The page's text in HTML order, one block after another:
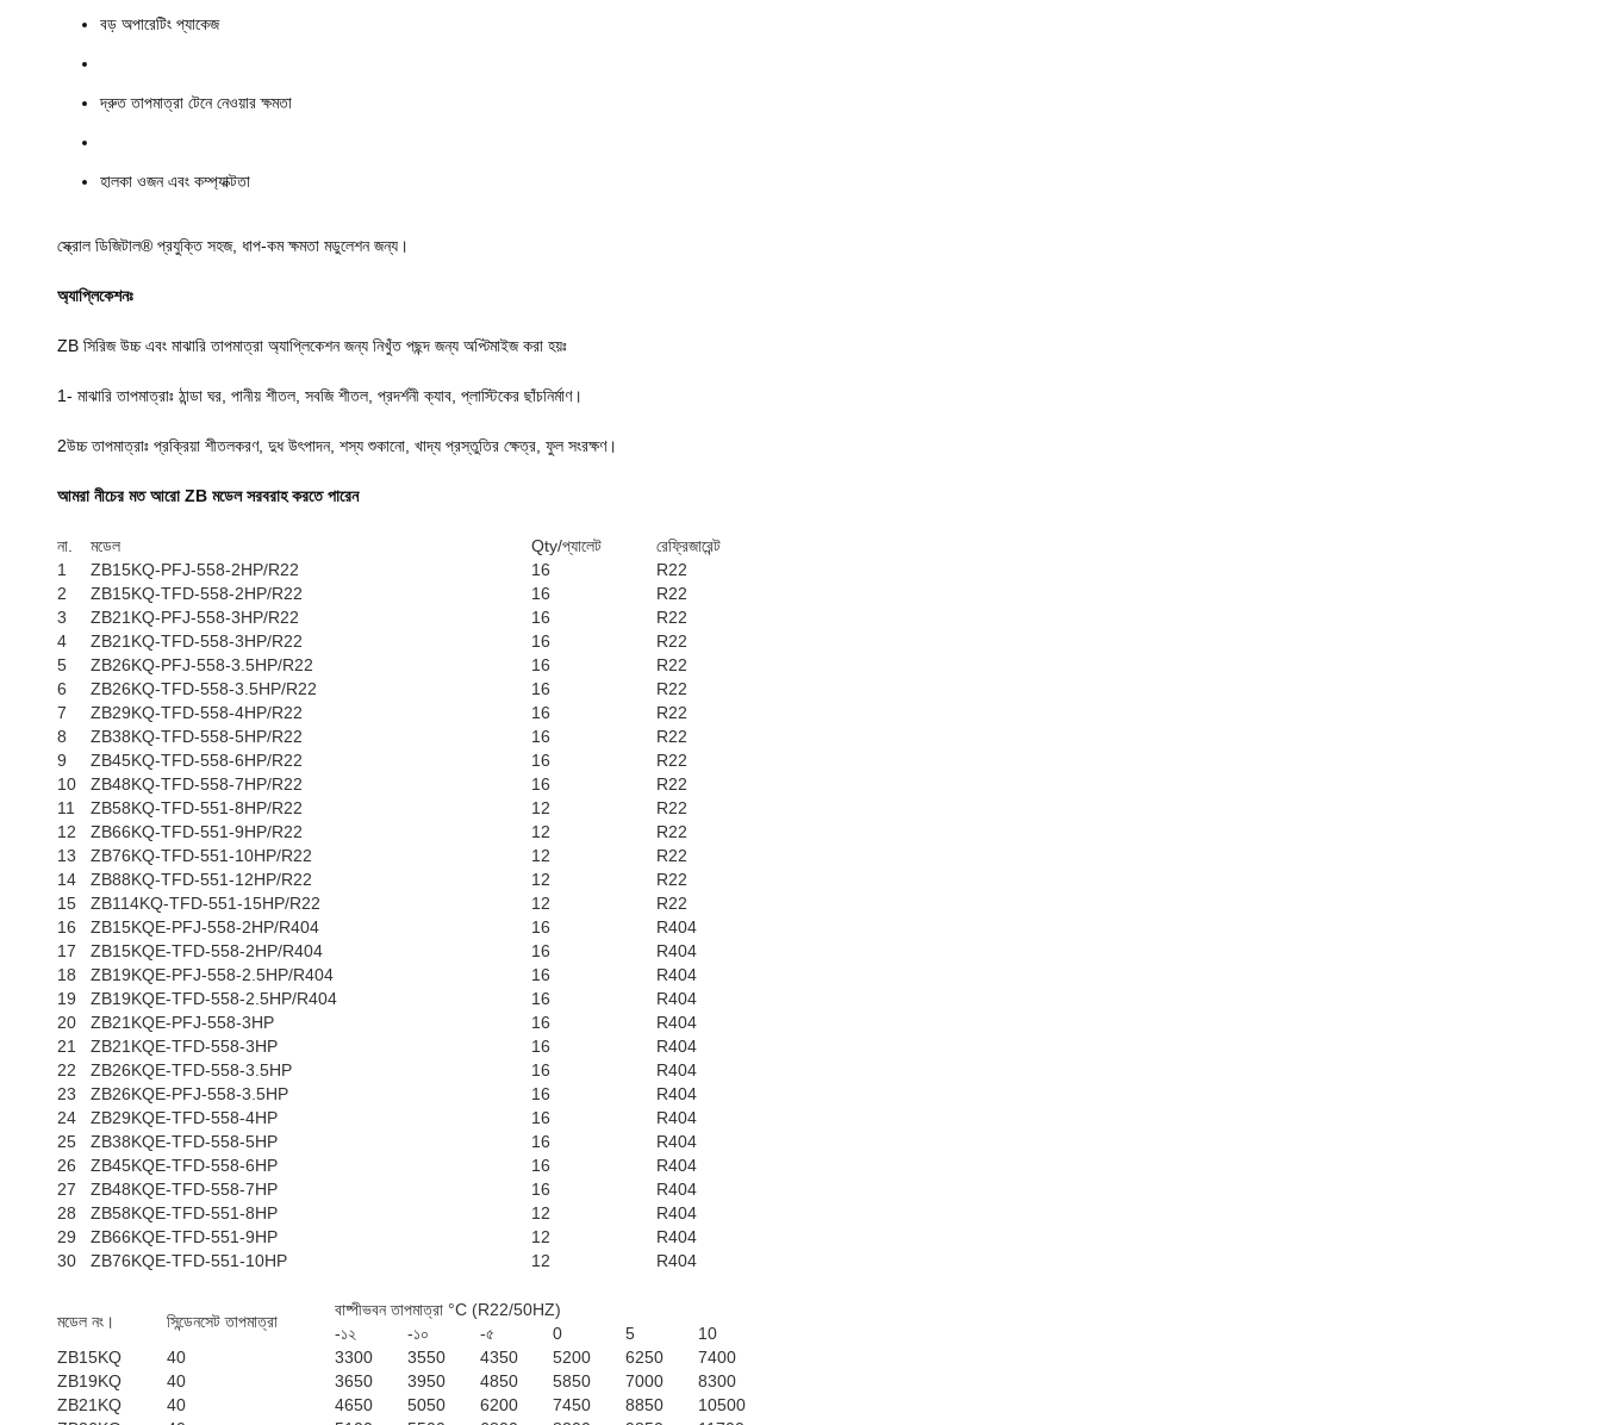
বড় অপারেটিং প্যাকেজ
দ্রুত তাপমাত্রা টেনে নেওয়ার ক্ষমতা
হালকা ওজন এবং কম্প্যাক্টতা
স্ক্রোল ডিজিটাল® প্রযুক্তি সহজ, ধাপ-কম ক্ষমতা মডুলেশন জন্য।
অ্যাপ্লিকেশনঃ
ZB সিরিজ উচ্চ এবং মাঝারি তাপমাত্রা অ্যাপ্লিকেশন জন্য নিখুঁত পছন্দ জন্য অপ্টিমাইজ করা হয়ঃ
1- মাঝারি তাপমাত্রাঃ ঠান্ডা ঘর, পানীয় শীতল, সবজি শীতল, প্রদর্শনী ক্যাব, প্লাস্টিকের ছাঁচনির্মাণ।
2উচ্চ তাপমাত্রাঃ প্রক্রিয়া শীতলকরণ, দুধ উৎপাদন, শস্য শুকানো, খাদ্য প্রস্তুতির ক্ষেত্র, ফুল সংরক্ষণ।
আমরা নীচের মত আরো ZB মডেল সরবরাহ করতে পারেন
না. মডেল Qty/প্যালেট
রেফ্রিজারেন্ট
1
ZB15KQ-PFJ-558-2HP/R22 16
R22
2
ZB15KQ-TFD-558-2HP/R22 16
R22
3
ZB21KQ-PFJ-558-3HP/R22 16
R22
4
ZB21KQ-TFD-558-3HP/R22 16
R22
5
ZB26KQ-PFJ-558-3.5HP/R22 16
R22
6
ZB26KQ-TFD-558-3.5HP/R22 16
R22
7
ZB29KQ-TFD-558-4HP/R22 16
R22
8
ZB38KQ-TFD-558-5HP/R22 16
R22
9
ZB45KQ-TFD-558-6HP/R22 16
R22
10
ZB48KQ-TFD-558-7HP/R22 16
R22
11
ZB58KQ-TFD-551-8HP/R22 12
R22
12
ZB66KQ-TFD-551-9HP/R22 12
R22
13
ZB76KQ-TFD-551-10HP/R22 12
R22
14
ZB88KQ-TFD-551-12HP/R22 12
R22
15
ZB114KQ-TFD-551-15HP/R22 12
R22
16
ZB15KQE-PFJ-558-2HP/R404 16
R404
17
ZB15KQE-TFD-558-2HP/R404 16
R404
18
ZB19KQE-PFJ-558-2.5HP/R404 16
R404
19
ZB19KQE-TFD-558-2.5HP/R404 16
R404
20
ZB21KQE-PFJ-558-3HP 16
R404
21
ZB21KQE-TFD-558-3HP 16
R404
22
ZB26KQE-TFD-558-3.5HP 16
R404
23
ZB26KQE-PFJ-558-3.5HP 16
R404
24
ZB29KQE-TFD-558-4HP 16
R404
25
ZB38KQE-TFD-558-5HP 16
R404
26
ZB45KQE-TFD-558-6HP 16
R404
27
ZB48KQE-TFD-558-7HP 16
R404
28
ZB58KQE-TFD-551-8HP 12
R404
29
ZB66KQE-TFD-551-9HP 12
R404
30
ZB76KQE-TFD-551-10HP 12 R404
মডেল নং। সিন্ডেনসেট তাপমাত্রা
বাষ্পীভবন তাপমাত্রা °C (R22/50HZ)
-১২
-১০ -৫ 0 5
10
ZB15KQ
40 3300 3550 4350 5200 6250
7400
ZB19KQ
40 3650 3950 4850 5850 7000
8300
ZB21KQ
40 4650 5050 6200 7450 8850
10500